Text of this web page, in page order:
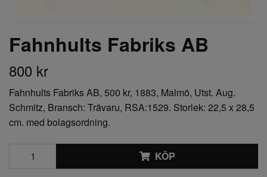
Fahnhults Fabriks AB
800 kr
Fahnhults Fabriks AB, 500 kr, 1883, Malmö, Utst. Aug.
Schmitz, Bransch: Trävaru, RSA:1529. Storlek: 22,5 x 28,5
cm. med bolagsordning.
KÖP